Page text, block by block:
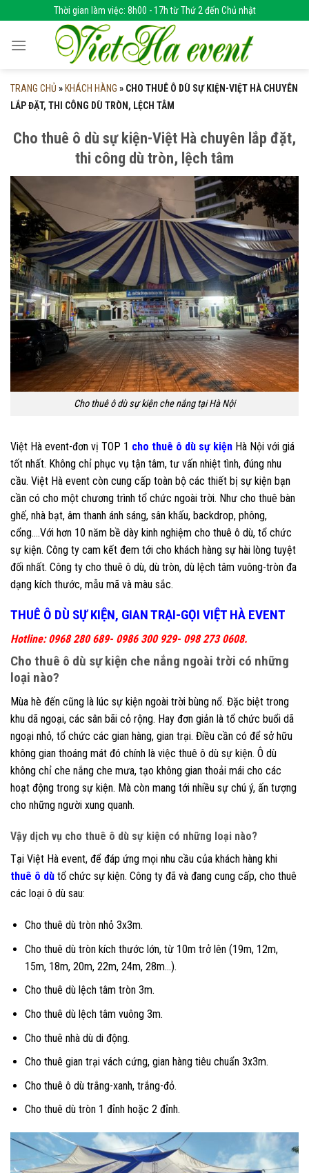
to
content
Thời gian làm việc: 8h00 - 17h từ Thứ 2 đến Chủ nhật
TRANG CHỦ » KHÁCH HÀNG » CHO THUÊ Ô DÙ SỰ KIỆN-VIỆT HÀ CHUYÊN
LẮP ĐẶT, THI CÔNG DÙ TRÒN, LỆCH TÂM
Cho thuê ô dù sự kiện-Việt Hà chuyên lắp đặt,
thi công dù tròn, lệch tâm
Cho thuê ô dù sự kiện che nắng tại Hà Nội
Việt Hà event-đơn vị TOP 1 cho thuê ô dù sự kiện Hà Nội với giá
tốt nhất. Không chỉ phục vụ tận tâm, tư vấn nhiệt tình, đúng nhu
cầu. Việt Hà event còn cung cấp toàn bộ các thiết bị sự kiện bạn
cần có cho một chương trình tổ chức ngoài trời. Như cho thuê bàn
ghế, nhà bạt, âm thanh ánh sáng, sân khấu, backdrop, phông,
cổng….Với hơn 10 năm bề dày kinh nghiệm cho thuê ô dù, tổ chức
sự kiện. Công ty cam kết đem tới cho khách hàng sự hài lòng tuyệt
đối nhất. Công ty cho thuê ô dù, dù tròn, dù lệch tâm vuông-tròn đa
dạng kích thước, mẫu mã và màu sắc.
THUÊ Ô DÙ SỰ KIỆN, GIAN TRẠI-GỌI VIỆT HÀ EVENT
Hotline: 0968 280 689- 0986 300 929- 098 273 0608.
Cho thuê ô dù sự kiện che nắng ngoài trời có những
loại nào?
Mùa hè đến cũng là lúc sự kiện ngoài trời bùng nổ. Đặc biệt trong
khu dã ngoại, các sân bãi cỏ rộng. Hay đơn giản là tổ chức buổi dã
ngoại nhỏ, tổ chức các gian hàng, gian trại. Điều cần có để sở hữu
không gian thoáng mát đó chính là việc thuê ô dù sự kiện. Ô dù
không chỉ che nắng che mưa, tạo không gian thoải mái cho các
hoạt động trong sự kiện. Mà còn mang tới nhiều sự chú ý, ấn tượng
cho những người xung quanh.
Vậy dịch vụ cho thuê ô dù sự kiện có những loại nào?
Tại Việt Hà event, để đáp ứng mọi nhu cầu của khách hàng khi
thuê ô dù tổ chức sự kiện. Công ty đã và đang cung cấp, cho thuê
các loại ô dù sau:
Cho thuê dù tròn nhỏ 3x3m.
Cho thuê dù tròn kích thước lớn, từ 10m trở lên (19m, 12m,
15m, 18m, 20m, 22m, 24m, 28m…).
Cho thuê dù lệch tâm tròn 3m.
Cho thuê dù lệch tâm vuông 3m.
Cho thuê nhà dù di động.
Cho thuê gian trại vách cứng, gian hàng tiêu chuẩn 3x3m.
Cho thuê ô dù trắng-xanh, trắng-đỏ.
Cho thuê dù tròn 1 đỉnh hoặc 2 đỉnh.